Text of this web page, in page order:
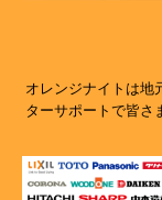
オレンジナイトは地
ターサポートで皆さ